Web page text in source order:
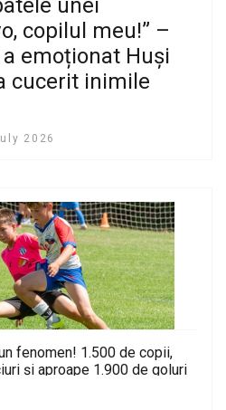
unei
copilul meu!” –
emoționat Huși
cucerit inimile
2026
fenomen! 1.500 de copii,
și aproape 1.900 de goluri